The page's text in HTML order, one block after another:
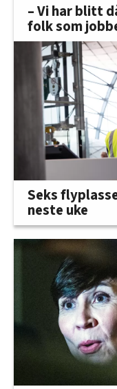
– Vi har blitt
folk som
Seks
neste uke